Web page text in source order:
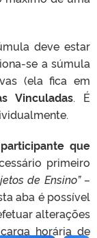
deve estar
se a súmula
(ela fica em
Vinculadas. É
que
primeiro
de Ensino” –
aba é possível
alterações
horária de